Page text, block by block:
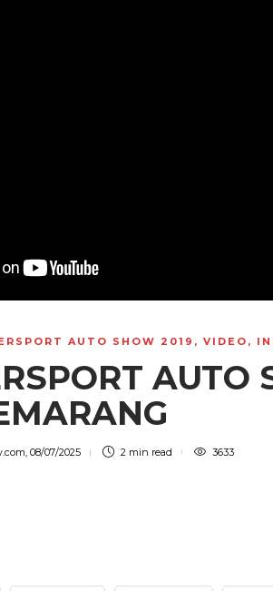
AUTO SHOW 2019 , VIDEO ,
AUTO
, 08/07/2025 2 min read 3633